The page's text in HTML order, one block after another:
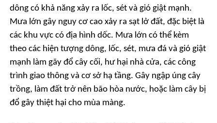
dông có khả năng xảy ra lốc, sét và gió giật mạnh.
Mưa lớn gây nguy cơ cao xảy ra sạt lở đất, đặc biệt là
các khu vực có địa hình dốc. Mưa lớn có thể kèm
theo các hiện tượng dông, lốc, sét, mưa đá và gió giật
mạnh làm gãy đổ cây cối, hư hại nhà cửa, các công
trình giao thông và cơ sở hạ tầng. Gây ngập úng cây
trồng, làm đất trở nên bão hòa nước, hoặc làm cây bị
đổ gây thiệt hại cho mùa màng.